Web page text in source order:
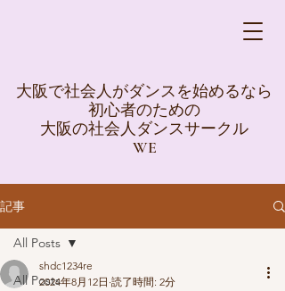
大阪で社会人がダンスを始めるなら
初心者のための
大阪の社会人ダンスサークル
WE
記事
All Posts
All Posts
shdc1234re
2024年8月12日 読了時間: 2分